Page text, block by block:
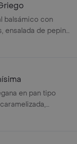
balsámico con
ensalada de pepino,
hierbabuena
en pan tipo
aros de cebolla,